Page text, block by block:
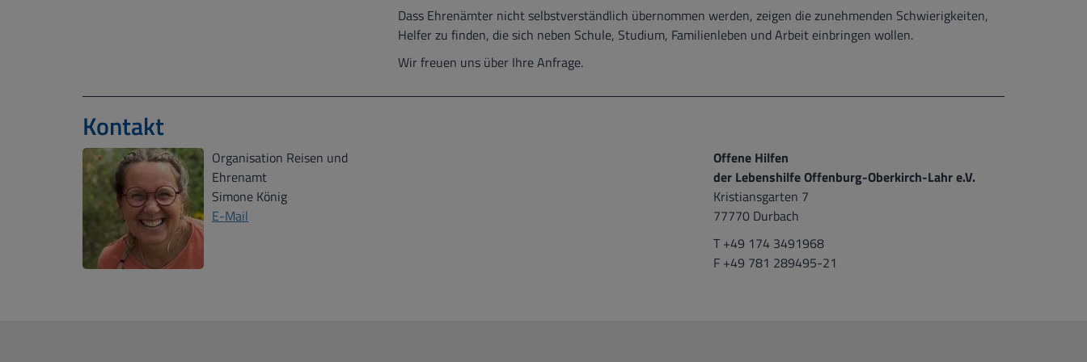
Dass Ehrenämter nicht selbstverständlich übernommen werden, zeigen die zunehmenden Schwierigkeiten,
Helfer zu finden, die sich neben Schule, Studium, Familienleben und Arbeit einbringen wollen.
Wir freuen uns über Ihre Anfrage.
Kontakt
Organisation Reisen und
Ehrenamt
Simone König
E-Mail
Offene Hilfen
der Lebenshilfe Offenburg-Oberkirch-Lahr e.V.
Kristiansgarten 7
77770 Durbach
T +49 174 3491968
F +49 781 289495-21